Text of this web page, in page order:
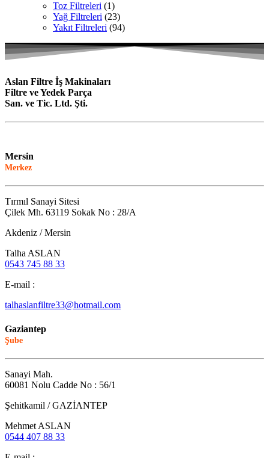
Toz Filtreleri (1)
Yağ Filtreleri (23)
Yakıt Filtreleri (94)
Aslan Filtre İş Makinaları
Filtre ve Yedek Parça
San. ve Tic. Ltd. Şti.
Mersin
Merkez
Tırmıl Sanayi Sitesi
Çilek Mh. 63119 Sokak No : 28/A
Akdeniz / Mersin
Talha ASLAN
0543 745 88 33
E-mail :
talhaslanfiltre33@hotmail.com
Gaziantep
Şube
Sanayi Mah.
60081 Nolu Cadde No : 56/1
Şehitkamil / GAZİANTEP
Mehmet ASLAN
0544 407 88 33